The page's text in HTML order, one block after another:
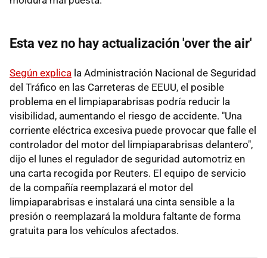
Esta vez no hay actualización 'over the air'
Según explica la Administración Nacional de Seguridad
del Tráfico en las Carreteras de EEUU, el posible
problema en el limpiaparabrisas podría reducir la
visibilidad, aumentando el riesgo de accidente. "Una
corriente eléctrica excesiva puede provocar que falle el
controlador del motor del limpiaparabrisas delantero",
dijo el lunes el regulador de seguridad automotriz en
una carta recogida por Reuters. El equipo de servicio
de la compañía reemplazará el motor del
limpiaparabrisas e instalará una cinta sensible a la
presión o reemplazará la moldura faltante de forma
gratuita para los vehículos afectados.